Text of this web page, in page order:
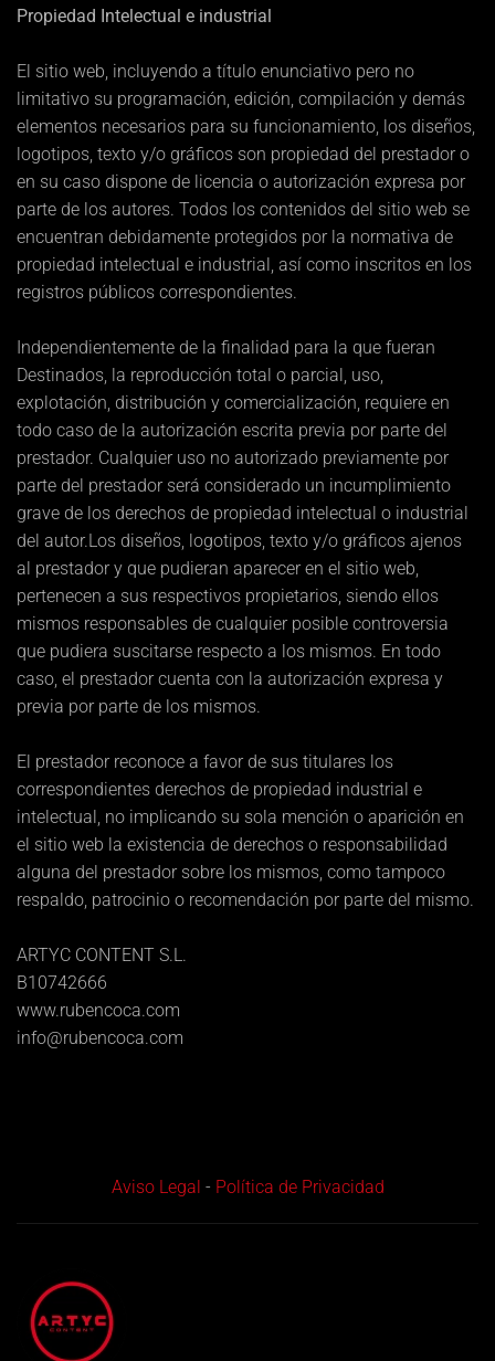
Propiedad Intelectual e industrial
El sitio web, incluyendo a título enunciativo pero no
limitativo su programación, edición, compilación y demás
elementos necesarios para su funcionamiento, los diseños,
logotipos, texto y/o gráficos son propiedad del prestador o
en su caso dispone de licencia o autorización expresa por
parte de los autores. Todos los contenidos del sitio web se
encuentran debidamente protegidos por la normativa de
propiedad intelectual e industrial, así como inscritos en los
registros públicos correspondientes.
Independientemente de la finalidad para la que fueran
Destinados, la reproducción total o parcial, uso,
explotación, distribución y comercialización, requiere en
todo caso de la autorización escrita previa por parte del
prestador. Cualquier uso no autorizado previamente por
parte del prestador será considerado un incumplimiento
grave de los derechos de propiedad intelectual o industrial
del autor.Los diseños, logotipos, texto y/o gráficos ajenos
al prestador y que pudieran aparecer en el sitio web,
pertenecen a sus respectivos propietarios, siendo ellos
mismos responsables de cualquier posible controversia
que pudiera suscitarse respecto a los mismos. En todo
caso, el prestador cuenta con la autorización expresa y
previa por parte de los mismos.
El prestador reconoce a favor de sus titulares los
correspondientes derechos de propiedad industrial e
intelectual, no implicando su sola mención o aparición en
el sitio web la existencia de derechos o responsabilidad
alguna del prestador sobre los mismos, como tampoco
respaldo, patrocinio o recomendación por parte del mismo.
ARTYC CONTENT S.L.
B10742666
www.rubencoca.com
info@rubencoca.com
Aviso Legal - Política de Privacidad